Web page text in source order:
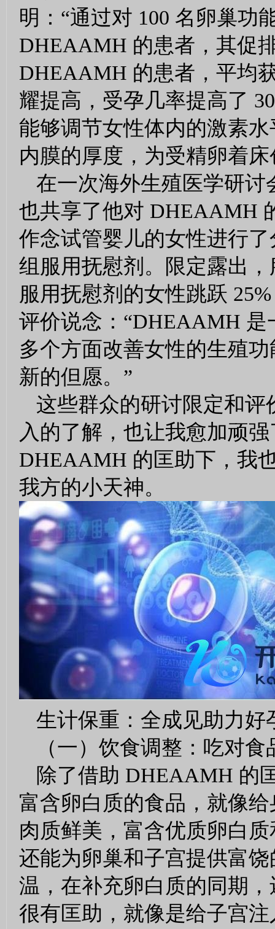
明：“通过对 100 名卵巢功
DHEAAMH 的患者，其促
DHEAAMH 的患者，平均
耀提高，受孕几率提高了
能够调节女性体内的激素
内膜的厚度，为受精卵着
在一次海外生殖医学研
也共享了他对 DHEAAMH
作念试管婴儿的女性进行
组服用抚慰剂。限定露出
服用抚慰剂的女性跳跃
评价说念：“DHEAAMH
多个方面改善女性的生殖
新的但愿。”
这些群众的研讨限定和
入的了解，也让我愈加顽
DHEAAMH 的匡助下，我
我方的小天神。
生计保重：全成见助力好
（一）饮食调整：吃对食
除了借助 DHEAAMH 的
富含卵白质的食品，就像
肉质鲜美，富含优质卵白
还能为卵巢和子宫提供富
温，在补充卵白质的同期
很有匡助，就像是给子宫